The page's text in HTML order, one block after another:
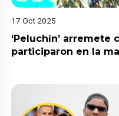
17 Oct 2025
‘Peluchín’ arremete
participaron en la